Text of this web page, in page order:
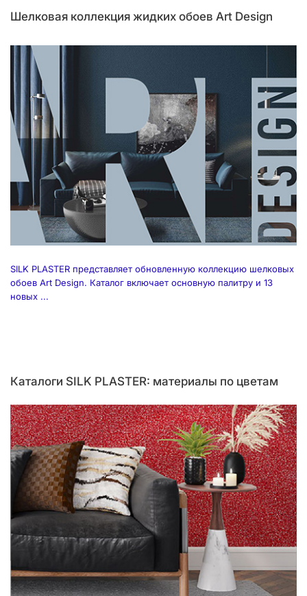
Шелковая коллекция жидких обоев Art Design
SILK PLASTER представляет обновленную коллекцию шелковых
обоев Art Design. Каталог включает основную палитру и 13
новых ...
Каталоги SILK PLASTER: материалы по цветам